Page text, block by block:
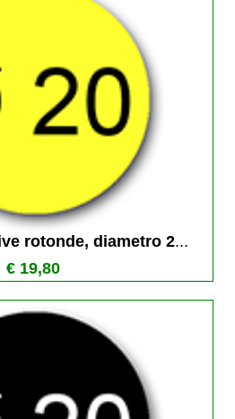
rotonde, diametro 2...
€ 19,80